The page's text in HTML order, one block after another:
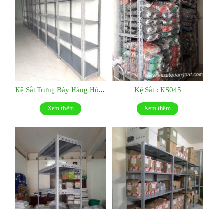
Xem thêm
Kệ Sắt : KS045
Xem thêm